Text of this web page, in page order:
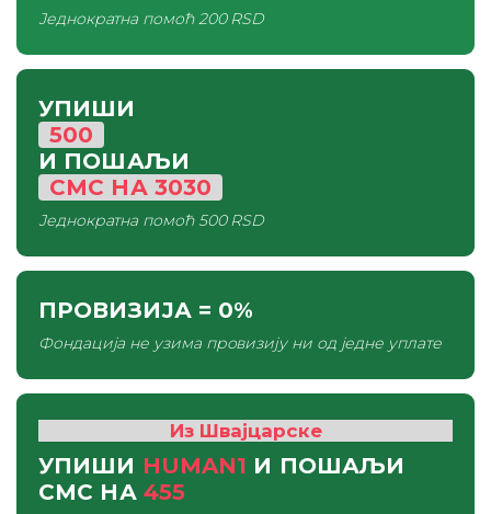
Једнократна помоћ200 RSD
УПИШИ
500
И ПОШАЉИ
СМС НА3030
Једнократна помоћ500 RSD
ПРОВИЗИЈА = 0%
Фондација не узима провизију ни од једне уплате
Из Швајцарске
УПИШИ HUMAN1 И ПОШАЉИ
СМС НА 455